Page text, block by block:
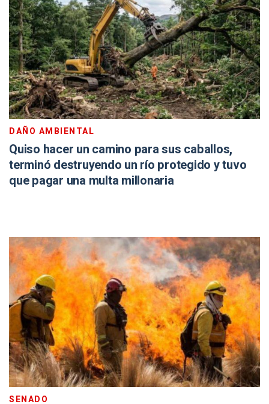
DAÑO AMBIENTAL
Quiso hacer un camino para sus caballos,
terminó destruyendo un río protegido y tuvo
que pagar una multa millonaria
SENADO